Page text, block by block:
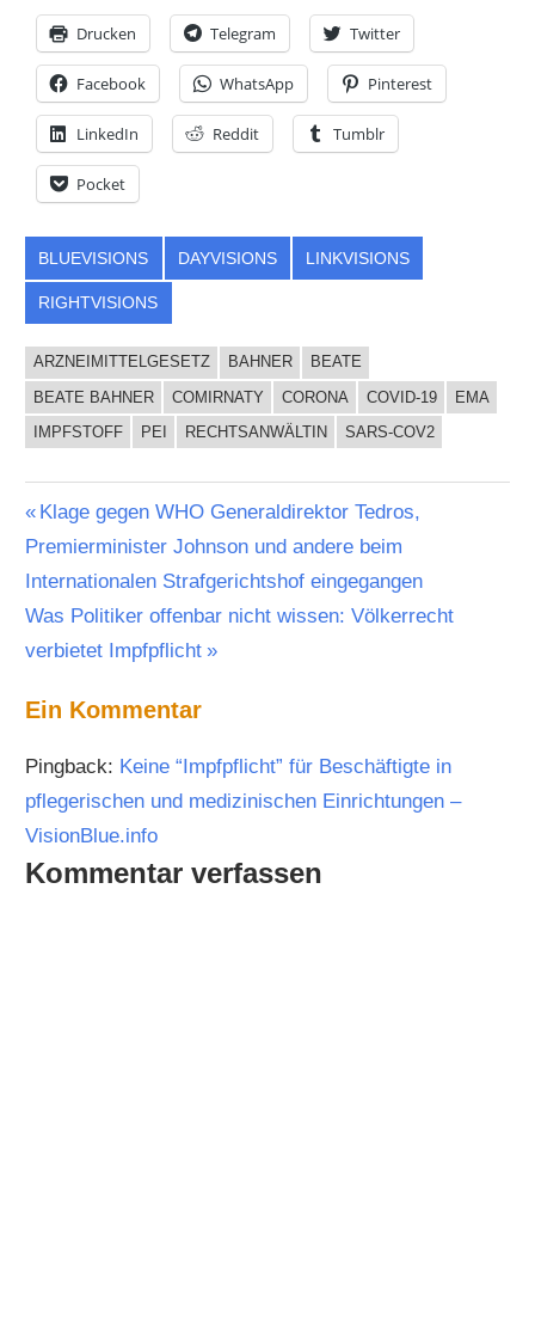
Drucken Telegram Twitter
Facebook WhatsApp Pinterest
LinkedIn Reddit Tumblr
Pocket
BLUEVISIONS DAYVISIONS LINKVISIONS
RIGHTVISIONS
ARZNEIMITTELGESETZ BAHNER
BEATE
BEATE BAHNER
COMIRNATY CORONA COVID-19
EMA
IMPFSTOFF
PEI RECHTSANWÄLTIN SARS-COV2
Beitragsnavigation
Vorheriger
Beitrag:
Klage gegen WHO Generaldirektor Tedros,
Premierminister Johnson und andere beim
Internationalen Strafgerichtshof eingegangen
Nächster
Beitrag:
Was Politiker offenbar nicht wissen: Völkerrecht
verbietet Impfpflicht
Ein Kommentar
Pingback: Keine “Impfpflicht” für Beschäftigte in
pflegerischen und medizinischen Einrichtungen –
VisionBlue.info
Kommentar verfassen